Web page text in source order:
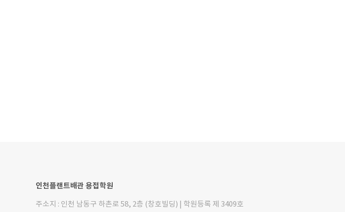
인천플랜트배관 용접학원
주소지 : 인천 남동구 하촌로 58, 2층 (창호빌딩) | 학원등록 제 3409호